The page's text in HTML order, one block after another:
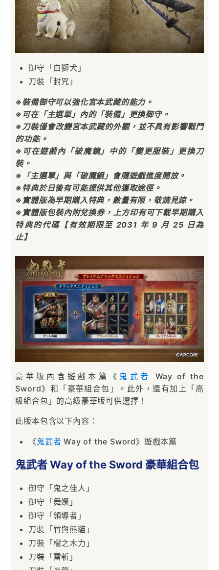
御守「白獅犬」
刀裝「封咒」
※裝備御守可以強化宮本武藏的能力。
※可在「主選單」內的「裝備」更換御守。
※刀裝僅會改變宮本武藏的外觀，並不具有影響戰鬥
的功能。
※可在遊戲內「破魔鏡」中的「變更服裝」更換刀
裝。
※「主選單」與「破魔鏡」會隨遊戲進度開放。
※特典於日後有可能提供其他獲取途徑。
※實體版為早期購入特典，數量有限，敬請見諒。
※實體版包裝內附兌換券，上方印有可下載早期購入
特典的代碼【有效期限至 2031 年 9 月 25 日為
止】
豪華版內含遊戲本篇《 鬼武者
Way of the
Sword》和「豪華組合包」。此外，還有加上「高
級組合包」的高級豪華版可供選擇！
此版本包含以下內容：
《鬼武者 Way of the Sword》遊戲本篇
鬼武者 Way of the Sword 豪華組合包
御守「鬼之佳人」
御守「舞孃」
御守「領導者」
刀裝「竹與熊貓」
刀裝「櫂之木力」
刀裝「雷斬」